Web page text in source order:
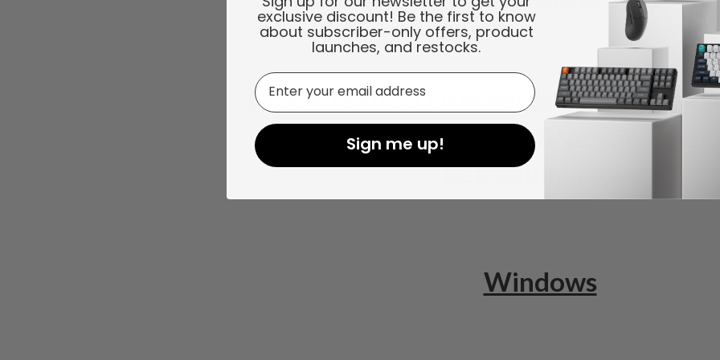
Descarregue o Firmware a partir do
Keychron Switches K6 Versão
Retroiluminação
Windows
exclusive discount! Be the first to know
about subscriber-only offers, product
launches, and restocks.
Email
Sign me up!